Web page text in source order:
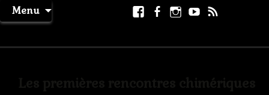
Menu
Aller
au
Facebook
Facebook
page
Instagram
Youtube